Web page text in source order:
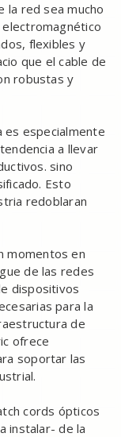
la red sea mucho
flexibles y
que el cable de
robustas y
es especialmente
a llevar
sino
Esto
redoblaran
momentos en
de las redes
dispositivos
para la
de
ofrece
soportar las
cords ópticos
instalar- de la